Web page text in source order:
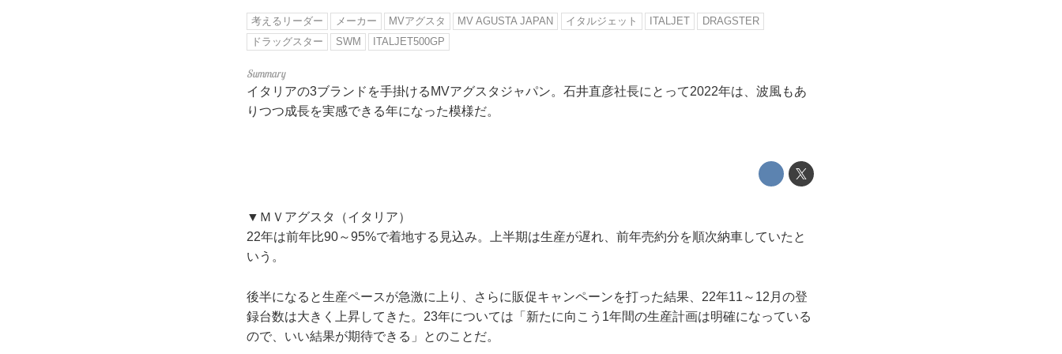
考えるリーダー メーカー MVアグスタ MV AGUSTA JAPAN イタルジェット ITALJET
DRAGSTER
ドラッグスター
SWM ITALJET500GP
イタリアの3ブランドを手掛けるMVアグスタジャパン。石井直彦社長にとって2022年は、波風もあ
りつつ成長を実感できる年になった模様だ。
▼ＭＶアグスタ（イタリア）
22年は前年比90～95%で着地する見込み。上半期は生産が遅れ、前年売約分を順次納車していたと
いう。
後半になると生産ペースが急激に上り、さらに販促キャンペーンを打った結果、22年11～12月の登
録台数は大きく上昇してきた。23年については「新たに向こう1年間の生産計画は明確になっている
ので、いい結果が期待できる」とのことだ。